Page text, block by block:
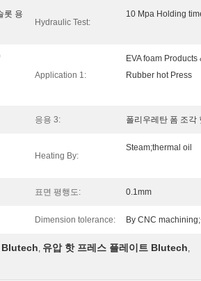
롯 용
Hydraulic Test:
10 Mpa Holding
Application 1:
EVA foam
Rubber hot Press
응용 3: 폴리우레탄 폼 조각
Heating By:
Steam;thermal oil
표면 평행도: 0.1mm
Dimension tolerance: By CNC
Blutech, 유압 핫 프레스 플레이트 Blutech,